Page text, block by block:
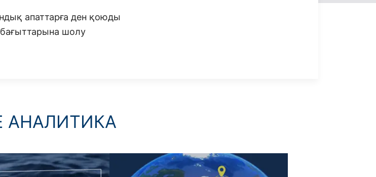
апаттарға ден қоюды
шолу
АНАЛИТИКА